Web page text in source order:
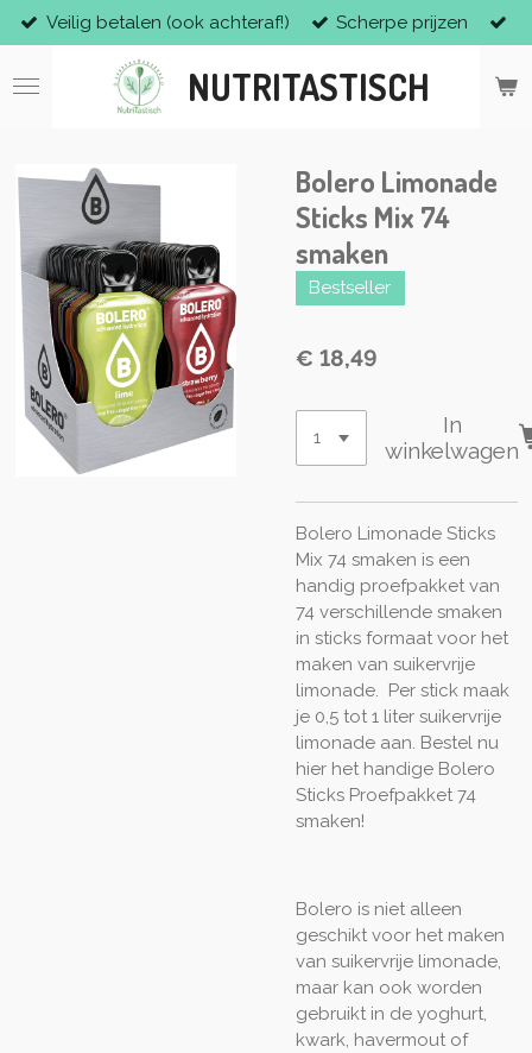
Ga
direct
naar
NUTRITASTISCH
Veilig betalen (ook achteraf!) Scherpe prijzen
Bolero Limonade
Sticks Mix 74
smaken
Bestseller
€ 18,49
In
winkelwagen
Bolero Limonade Sticks
Mix 74 smaken is een
handig proefpakket van
74 verschillende smaken
in sticks formaat voor het
maken van suikervrije
limonade. Per stick maak
je 0,5 tot 1 liter suikervrije
limonade aan. Bestel nu
hier het handige Bolero
Sticks Proefpakket 74
smaken!
Bolero is niet alleen
geschikt voor het maken
van suikervrije limonade,
maar kan ook worden
gebruikt in de yoghurt,
kwark, havermout of